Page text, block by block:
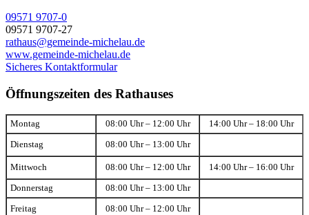
09571 9707-0
09571 9707-27
rathaus@gemeinde-michelau.de
www.gemeinde-michelau.de
Sicheres Kontaktformular
Öffnungszeiten des Rathauses
Montag 08:00 Uhr – 12:00 Uhr 14:00 Uhr – 18:00 Uhr
Dienstag 08:00 Uhr – 13:00 Uhr
Mittwoch 08:00 Uhr – 12:00 Uhr 14:00 Uhr – 16:00 Uhr
Donnerstag 08:00 Uhr – 13:00 Uhr
Freitag 08:00 Uhr – 12:00 Uhr